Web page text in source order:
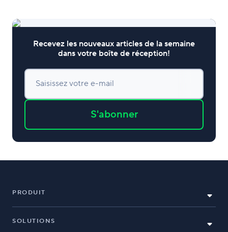
Recevez les nouveaux articles de la semaine
dans votre boîte de réception!
Saisissez votre e-mail
S'abonner
PRODUIT
SOLUTIONS